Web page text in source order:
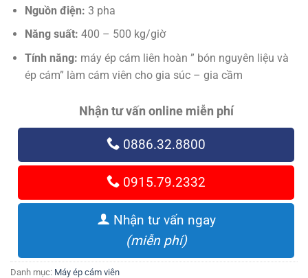
Nguồn điện: 3 pha
Năng suất: 400 – 500 kg/giờ
Tính năng: máy ép cám liên hoàn ” bón nguyên liệu và
ép cám” làm cám viên cho gia súc – gia cầm
Nhận tư vấn online miễn phí
0886.32.8800
0915.79.2332
Nhận tư vấn ngay
(miễn phí)
Danh mục: Máy ép cám viên